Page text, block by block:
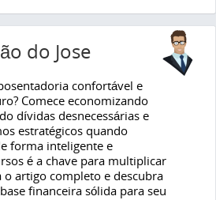
do Jose
confortável e
Comece economizando
dívidas desnecessárias e
estratégicos quando
forma inteligente e
é a chave para multiplicar
o artigo completo e descubra
financeira sólida para seu